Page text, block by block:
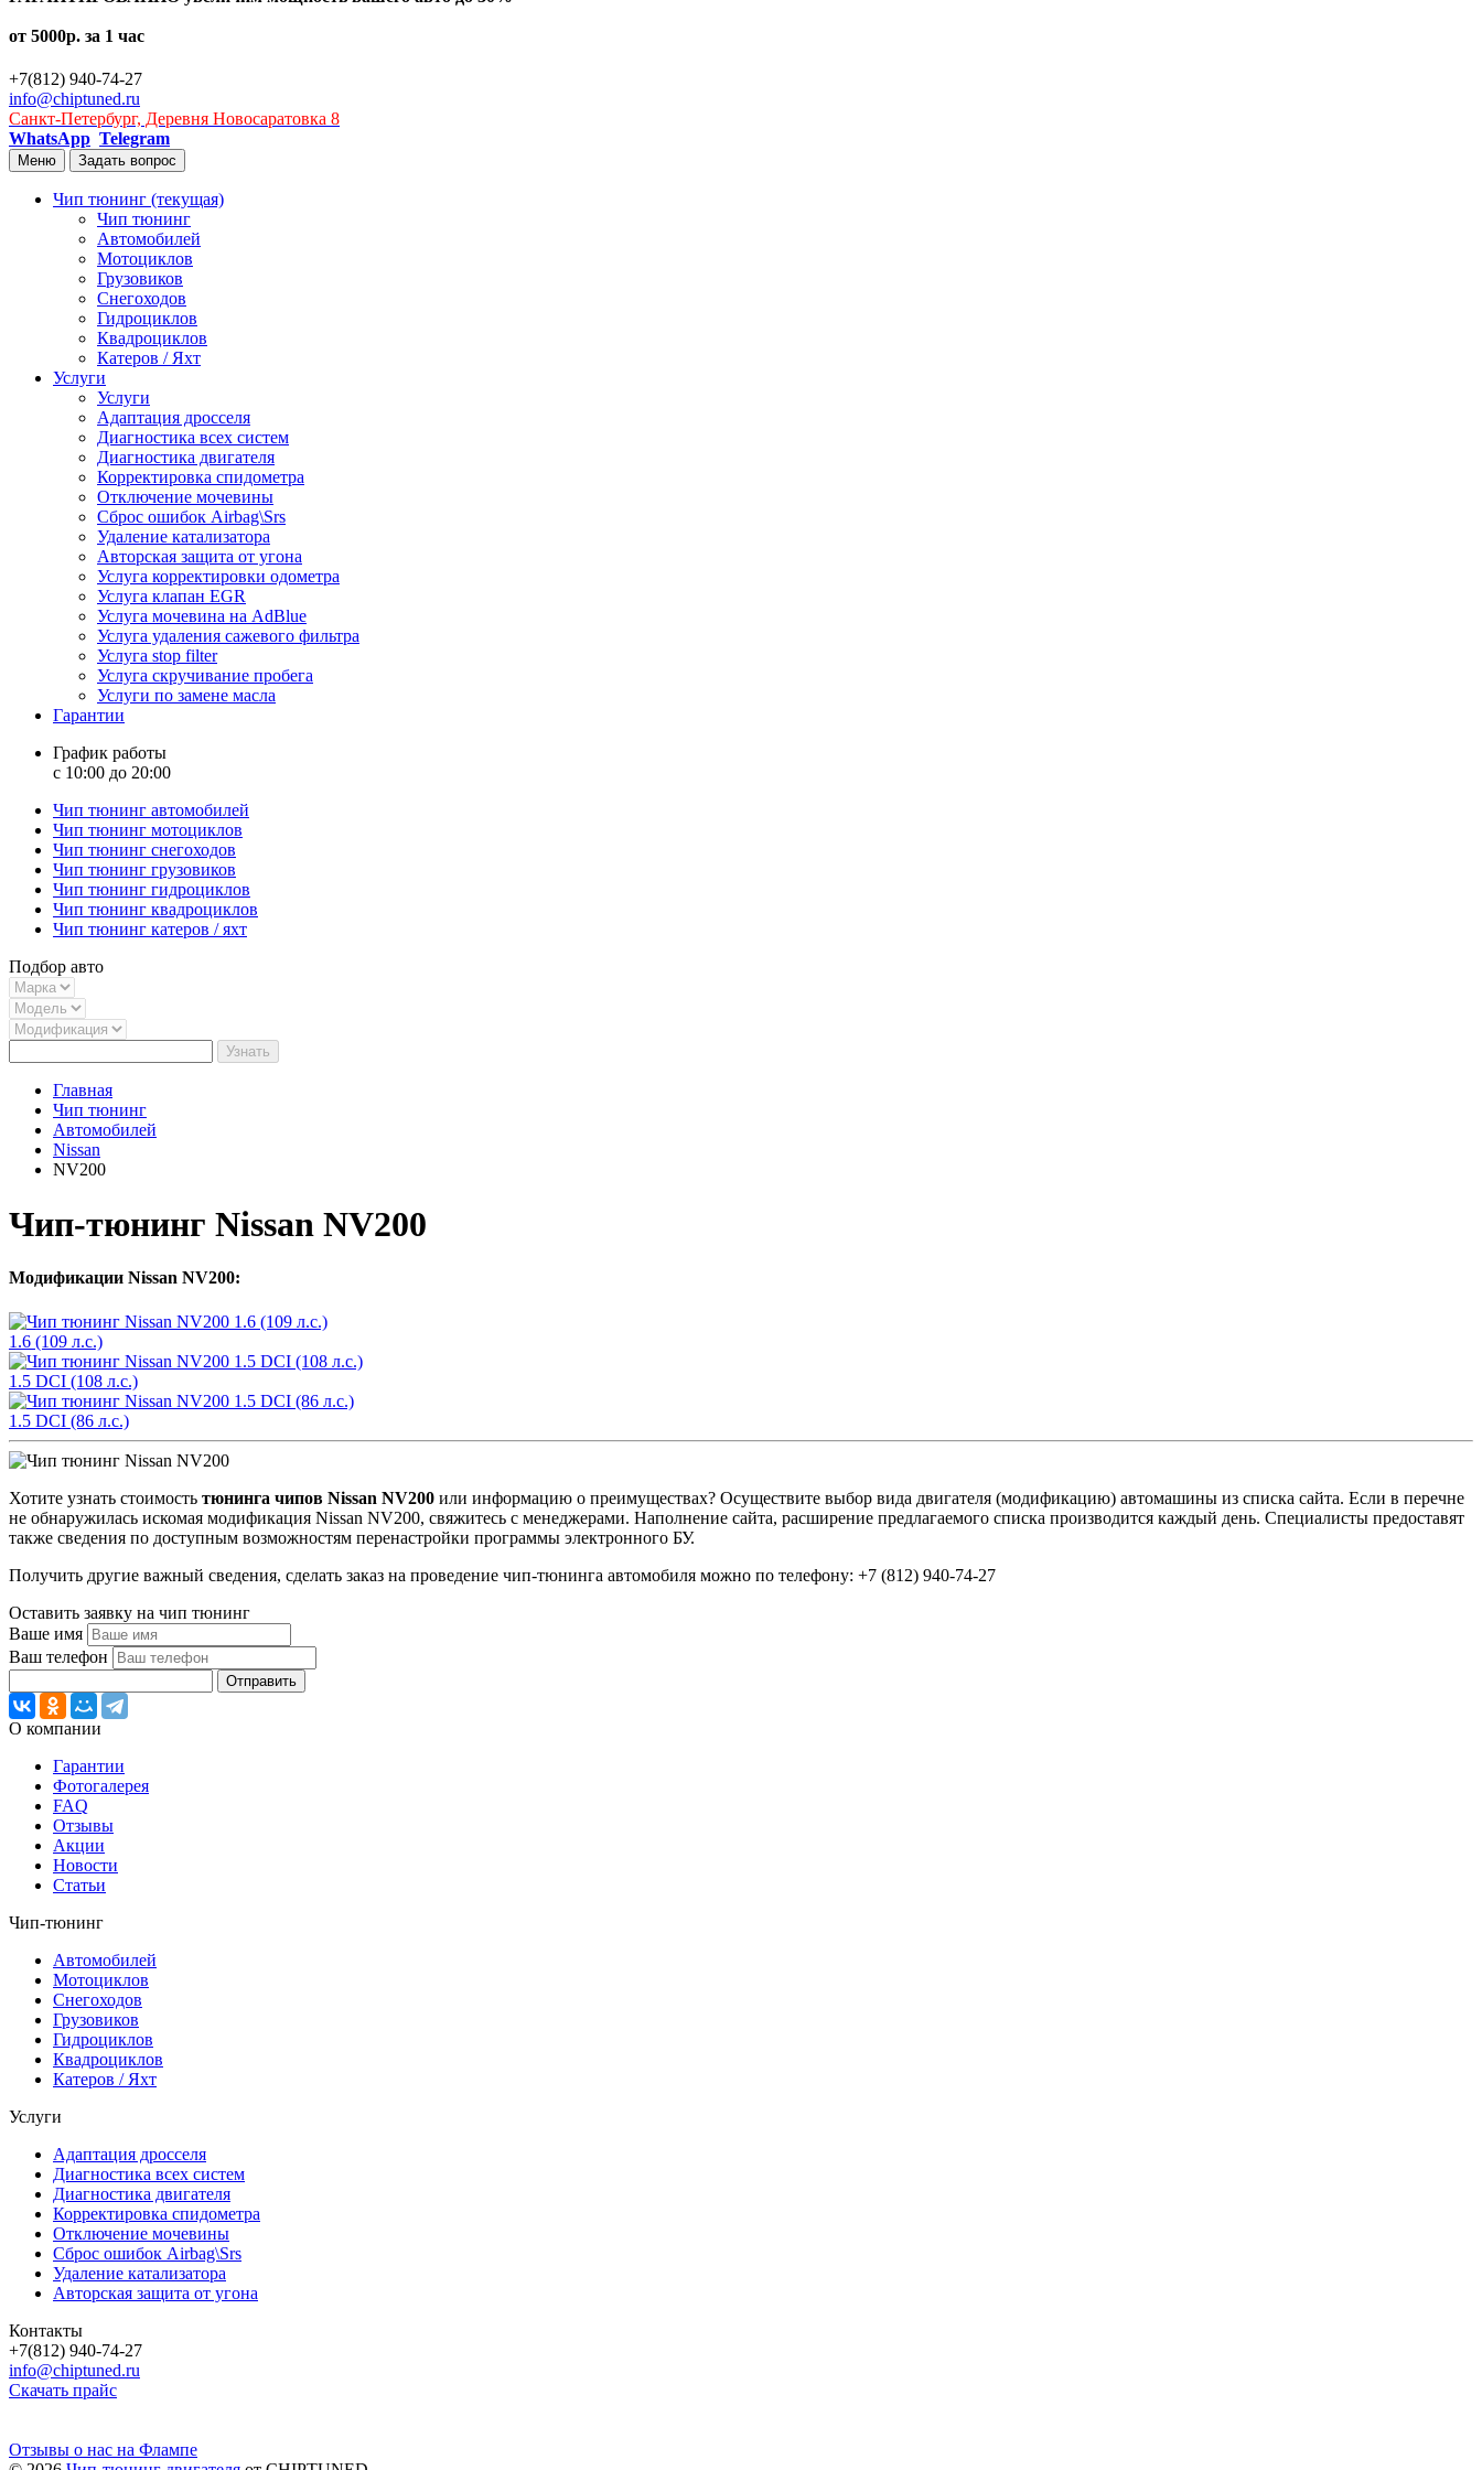
от 5000р. за 1 час
+7(812) 940-74-27
info@chiptuned.ru
Санкт-Петербург, Деревня Новосаратовка 8
WhatsApp Telegram
Меню Задать вопрос
Чип тюнинг (текущая)
Чип тюнинг
Автомобилей
Мотоциклов
Грузовиков
Снегоходов
Гидроциклов
Квадроциклов
Катеров / Яхт
Услуги
Услуги
Адаптация дросселя
Диагностика всех систем
Диагностика двигателя
Корректировка спидометра
Отключение мочевины
Сброс ошибок Airbag\Srs
Удаление катализатора
Авторская защита от угона
Услуга корректировки одометра
Услуга клапан EGR
Услуга мочевина на AdBlue
Услуга удаления сажевого фильтра
Услуга stop filter
Услуга скручивание пробега
Услуги по замене масла
Гарантии
График работы
с 10:00 до 20:00
Чип тюнинг автомобилей
Чип тюнинг мотоциклов
Чип тюнинг снегоходов
Чип тюнинг грузовиков
Чип тюнинг гидроциклов
Чип тюнинг квадроциклов
Чип тюнинг катеров / яхт
Подбор авто
Узнать
Главная
Чип тюнинг
Автомобилей
Nissan
NV200
Чип-тюнинг Nissan NV200
Модификации Nissan NV200:
1.6 (109 л.с.)
1.5 DCI (108 л.с.)
1.5 DCI (86 л.с.)
Хотите узнать стоимость тюнинга чипов Nissan NV200 или информацию о преимуществах? Осуществите выбор вида двигателя (модификацию) автомашины из списка сайта. Если в перечне
не обнаружилась искомая модификация Nissan NV200, свяжитесь с менеджерами. Наполнение сайта, расширение предлагаемого списка производится каждый день. Специалисты предоставят
также сведения по доступным возможностям перенастройки программы электронного БУ.
Получить другие важный сведения, сделать заказ на проведение чип-тюнинга автомобиля можно по телефону: +7 (812) 940-74-27
Оставить заявку на чип тюнинг
Ваше имя
Ваш телефон
Отправить
О компании
Гарантии
Фотогалерея
FAQ
Отзывы
Акции
Новости
Статьи
Чип-тюнинг
Автомобилей
Мотоциклов
Снегоходов
Грузовиков
Гидроциклов
Квадроциклов
Катеров / Яхт
Услуги
Адаптация дросселя
Диагностика всех систем
Диагностика двигателя
Корректировка спидометра
Отключение мочевины
Сброс ошибок Airbag\Srs
Удаление катализатора
Авторская защита от угона
Контакты
+7(812) 940-74-27
info@chiptuned.ru
Скачать прайс
Отзывы о нас на Флампе